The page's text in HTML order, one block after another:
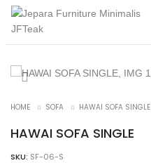
HOME SOFA HAWAI SOFA SINGLE
HAWAI SOFA SINGLE
SKU: SF-06-S